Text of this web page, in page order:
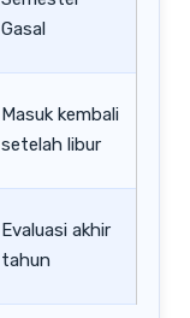
Gasal
Masuk kembali
setelah libur
Evaluasi akhir
tahun